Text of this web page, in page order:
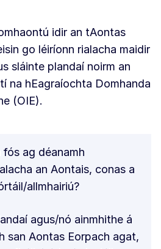
idir an tAontas
go léiríonn rialacha maidir
sláinte plandaí noirm an
na hEagraíochta Domhanda
(OIE).
ag déanamh
an Aontais, conas a
allmhairiú?
agus/nó ainmhithe á
san Aontas Eorpach agat,